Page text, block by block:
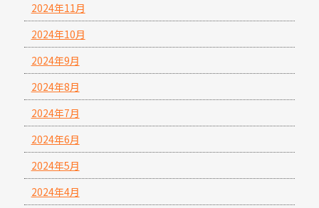
2024年11月
2024年10月
2024年9月
2024年8月
2024年7月
2024年6月
2024年5月
2024年4月